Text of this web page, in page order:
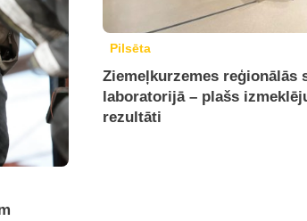
Pilsēta
Ziemeļkurzemes reģionālās
laboratorijā – plašs
rezultāti